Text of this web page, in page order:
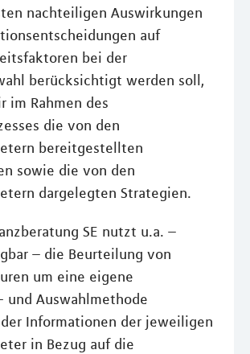
nachteiligen Auswirkungen
auf
bei der
berücksichtigt werden soll,
im Rahmen des
die von den
bereitgestellten
sowie die von den
dargelegten Strategien.
SE nutzt u.a. –
– die Beurteilung von
um eine eigene
und Auswahlmethode
Informationen der jeweiligen
in Bezug auf die